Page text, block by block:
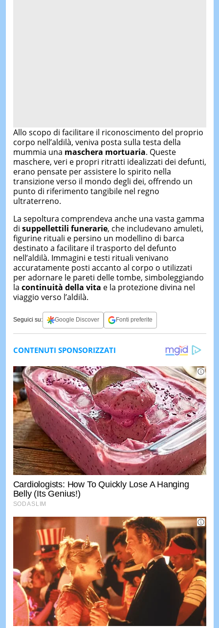
Allo scopo di facilitare il riconoscimento del proprio
corpo nell’aldilà, veniva posta sulla testa della
mummia una maschera mortuaria. Queste
maschere, veri e propri ritratti idealizzati dei defunti,
erano pensate per assistere lo spirito nella
transizione verso il mondo degli dei, offrendo un
punto di riferimento tangibile nel regno
ultraterreno.
La sepoltura comprendeva anche una vasta gamma
di suppellettili funerarie, che includevano amuleti,
figurine rituali e persino un modellino di barca
destinato a facilitare il trasporto del defunto
nell’aldilà. Immagini e testi rituali venivano
accuratamente posti accanto al corpo o utilizzati
per adornare le pareti delle tombe, simboleggiando
la continuità della vita e la protezione divina nel
viaggio verso l’aldilà.
Seguici su: Google Discover Fonti preferite